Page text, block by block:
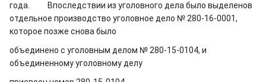
года. Впоследствии из уголовного дела было выделенов
отдельное производство уголовное дело № 280-16-0001,
которое позже снова было
объединено с уголовным делом № 280-15-0104, и
объединенному уголовному делу